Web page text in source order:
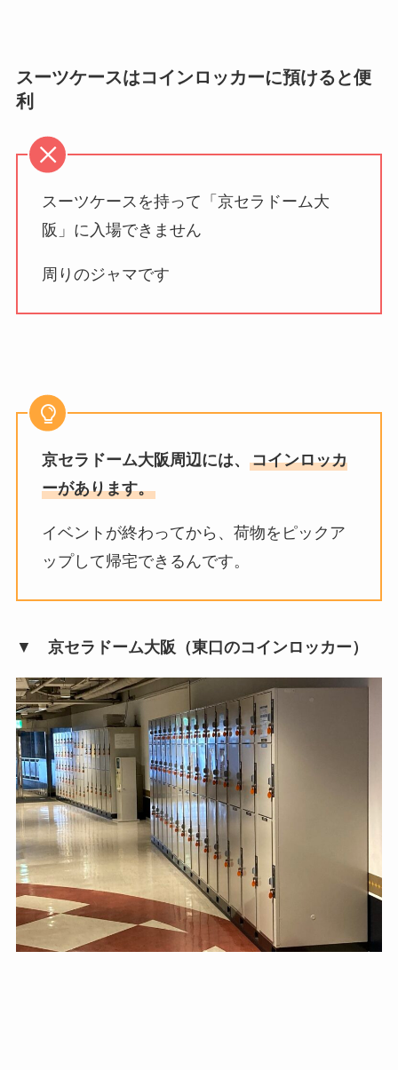
スーツケースはコインロッカーに預けると便
利
スーツケースを持って「京セラドーム大
阪」に入場できません
周りのジャマです
京セラドーム大阪周辺には、 コインロッカ
ーがあります。
イベントが終わってから、荷物をピックア
ップして帰宅できるんです。
▼ 京セラドーム大阪（東口のコインロッカー）